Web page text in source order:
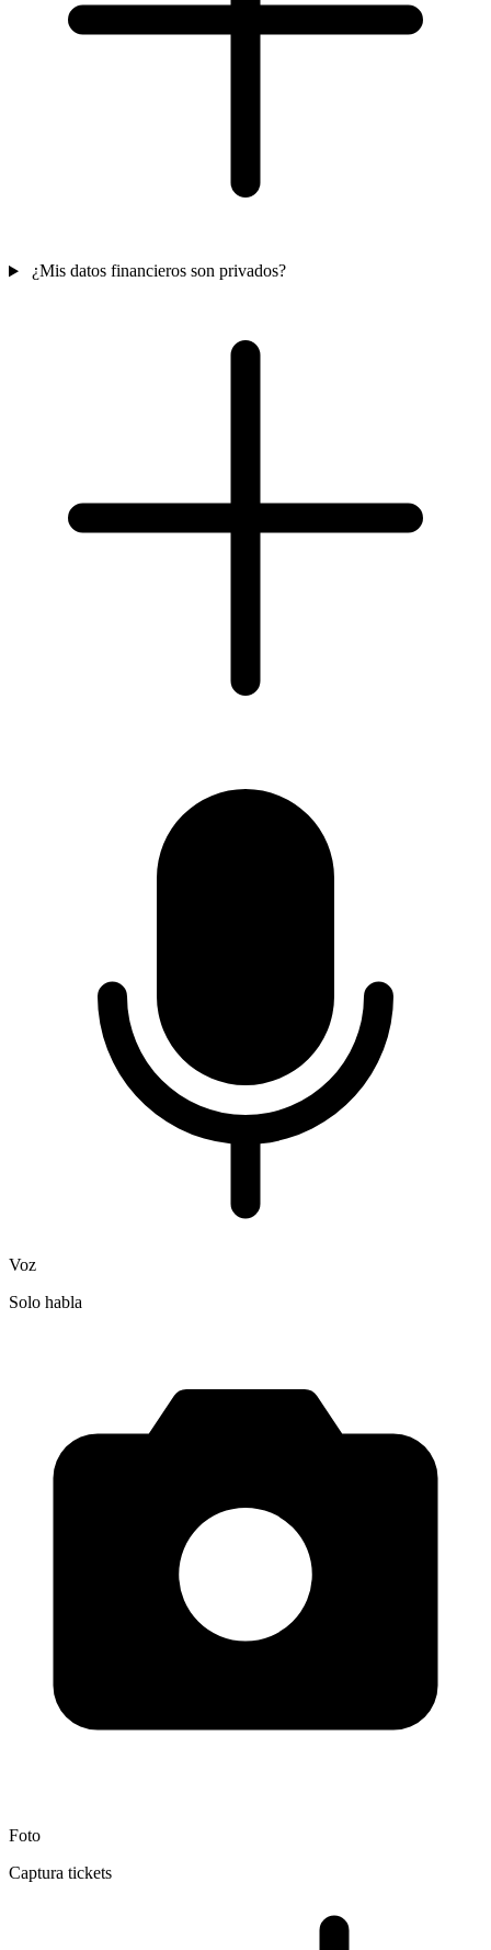
¿Mis datos financieros son privados?
Voz
Solo habla
Foto
Captura tickets